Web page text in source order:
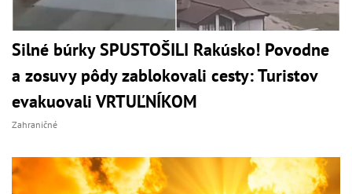
Silné búrky SPUSTOŠILI Rakúsko! Povodne
a zosuvy pôdy zablokovali cesty: Turistov
evakuovali VRTUĽNÍKOM
Zahraničné